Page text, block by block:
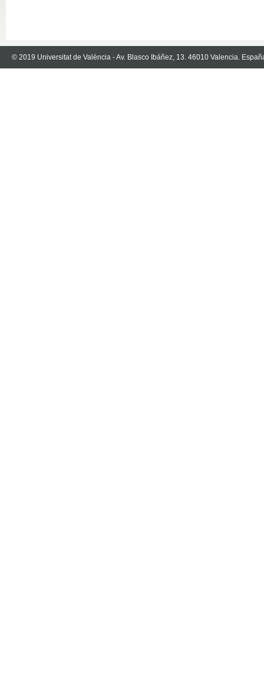
© 2019 Universitat de València - Av. Blasco Ibáñez, 13. 46010 Valencia.